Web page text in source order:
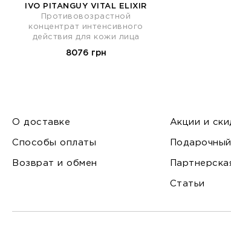
IVO PITANGUY VITAL ELIXIR
Противовозрастной
концентрат интенсивного
действия для кожи лица
8076 грн
О доставке
Способы оплаты
Возврат и обмен
Акции и
Статьи